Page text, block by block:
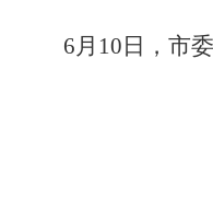
6月10日，市